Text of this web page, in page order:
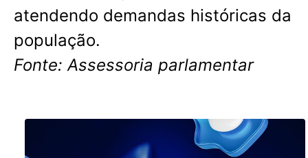
atendendo demandas históricas da
população.
Fonte: Assessoria parlamentar